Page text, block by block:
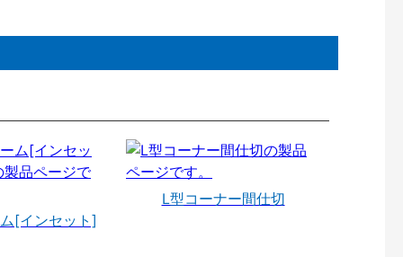
[インセット]
L型コーナー間仕切